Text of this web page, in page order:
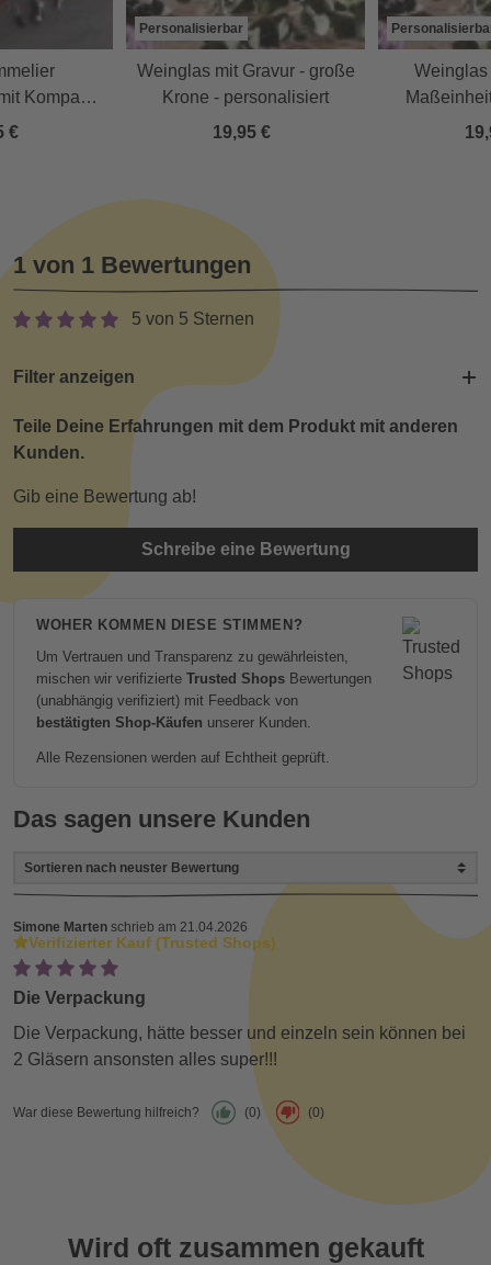
Kompass
teilig
€
Personalisierbar
Weinglas mit Gravur - große
Krone - personalisiert
19,95 €
Weinglas
1 von 1 Bewertungen
5 von 5 Sternen
Filter anzeigen
Teile Deine Erfahrungen mit dem Produkt mit anderen
Kunden.
Gib eine Bewertung ab!
Schreibe eine Bewertung
WOHER KOMMEN DIESE STIMMEN?
Um Vertrauen und Transparenz zu gewährleisten,
mischen wir verifizierte Trusted Shops Bewertungen
(unabhängig verifiziert) mit Feedback von
bestätigten Shop-Käufen unserer Kunden.
Alle Rezensionen werden auf Echtheit geprüft.
Das sagen unsere Kunden
Simone Marten schrieb am 21.04.2026
Verifizierter Kauf (Trusted Shops)
Die Verpackung
Die Verpackung, hätte besser und einzeln sein können bei
2 Gläsern ansonsten alles super!!!
War diese Bewertung hilfreich? (0) (0)
Wird oft zusammen gekauft